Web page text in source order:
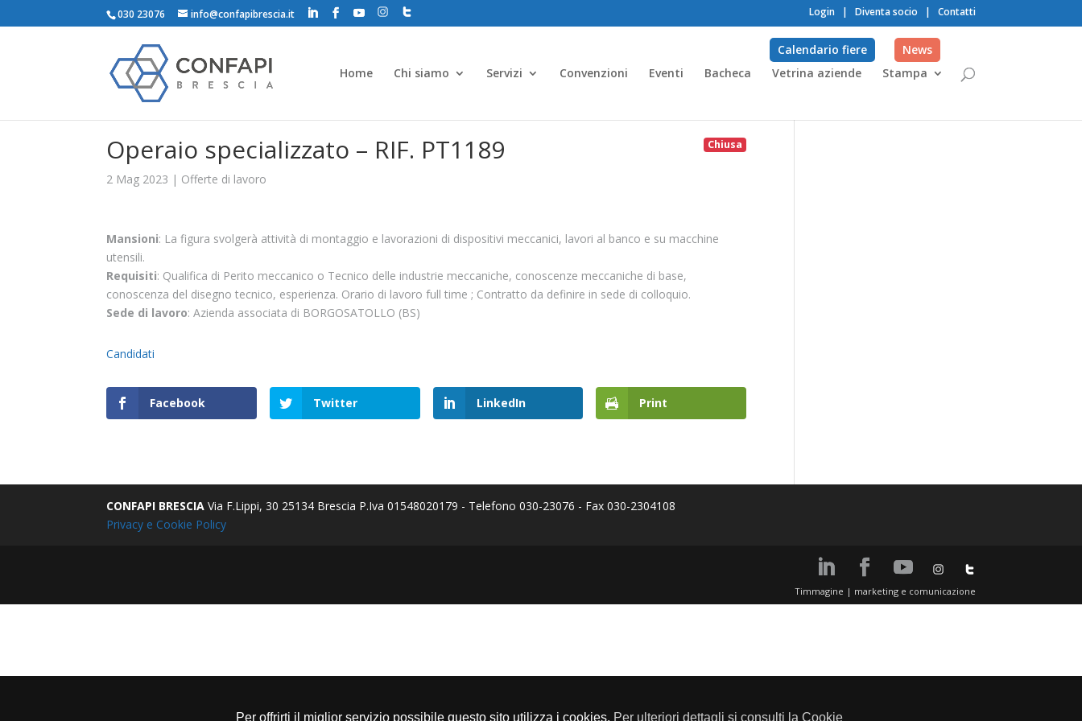
Per offrirti il miglior servizio possibile questo sito utilizza i cookies. Per ulteriori dettagli si consulti la Cookie
030 23076 info@confapibrescia.it Login | Diventa socio | Contatti
Home Chi siamo Servizi Convenzioni Eventi Bacheca Vetrina aziende Stampa
Calendario fiere News
Operaio specializzato – RIF. PT1189 Chiusa
2 Mag 2023 | Offerte di lavoro
Mansioni: La figura svolgerà attività di montaggio e lavorazioni di dispositivi meccanici, lavori al banco e su macchine
utensili.
Requisiti: Qualifica di Perito meccanico o Tecnico delle industrie meccaniche, conoscenze meccaniche di base,
conoscenza del disegno tecnico, esperienza. Orario di lavoro full time ; Contratto da definire in sede di colloquio.
Sede di lavoro: Azienda associata di BORGOSATOLLO (BS)
Candidati
Facebook Twitter LinkedIn Print
CONFAPI BRESCIA Via F.Lippi, 30 25134 Brescia P.Iva 01548020179 - Telefono 030-23076 - Fax 030-2304108
Privacy e Cookie Policy
Timmagine | marketing e comunicazione